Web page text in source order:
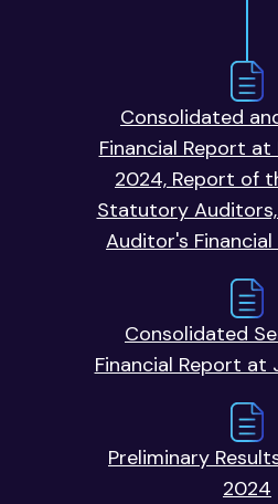
Consolidated
Financial Report at
2024, Report of
Statutory
Auditor's
Consolidated
Financial Report at
Preliminary
2024